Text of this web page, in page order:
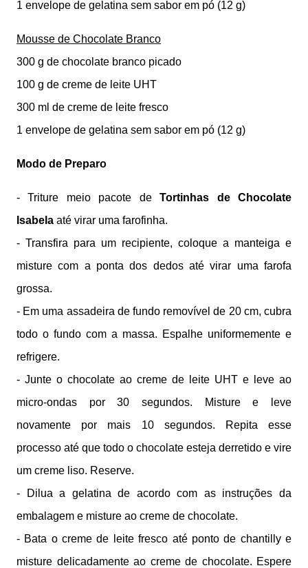
1 envelope de gelatina sem sabor em pó (12 g)
Mousse de Chocolate Branco
300 g de chocolate branco picado
100 g de creme de leite UHT
300 ml de creme de leite fresco
1 envelope de gelatina sem sabor em pó (12 g)
Modo de Preparo
- Triture meio pacote deTortinhas de Chocolate
Isabela até virar uma farofinha.
- Transfira para um recipiente, coloque a manteiga e
misture com a ponta dos dedos até virar uma farofa
grossa.
- Em uma assadeira de fundo removível de 20 cm, cubra
todo o fundo com a massa. Espalhe uniformemente e
refrigere.
- Junte o chocolate ao creme de leite UHT e leve ao
micro-ondas por 30 segundos. Misture e leve
novamente por mais 10 segundos. Repita esse
processo até que todo o chocolate esteja derretido e vire
um creme liso. Reserve.
- Dilua a gelatina de acordo com as instruções da
embalagem e misture ao creme de chocolate.
- Bata o creme de leite fresco até ponto de chantilly e
misture delicadamente ao creme de chocolate. Espere